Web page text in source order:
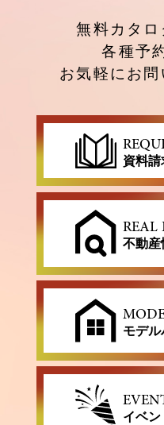
無料カタロ
各種予
お気軽にお
資料請
REAL
不動産
モデ
イベ